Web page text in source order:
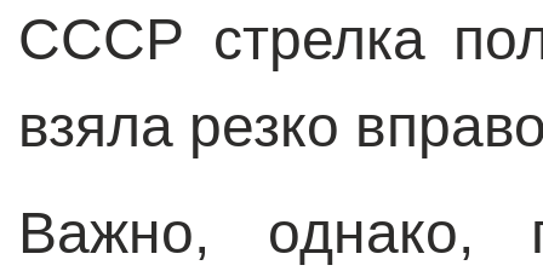
СССР стрелка
взяла резко
Важно, однако,